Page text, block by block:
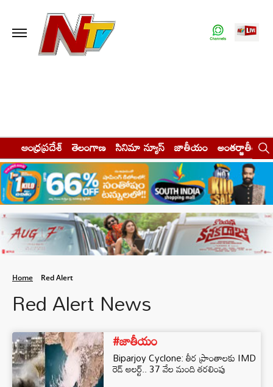
ఆంధ్రప్రదేశ్ తెలంగాణ సినిమా న్యూస్ జాతీయం అంతర్జాతీయం
Home Red Alert
Red Alert News
#జాతీయం
Biparjoy Cyclone: తీర ప్రాంతాలకు IMD
రెడ్ అలర్ట్.. 37 వేల మంది తరలింపు